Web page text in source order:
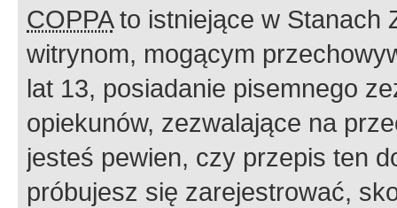
COPPAto istniejące w Stanach
witrynom, mogącym
lat 13, posiadanie pisemnego
opiekunów, zezwalające na
jesteś pewien, czy przepis ten
próbujesz się zarejestrować,